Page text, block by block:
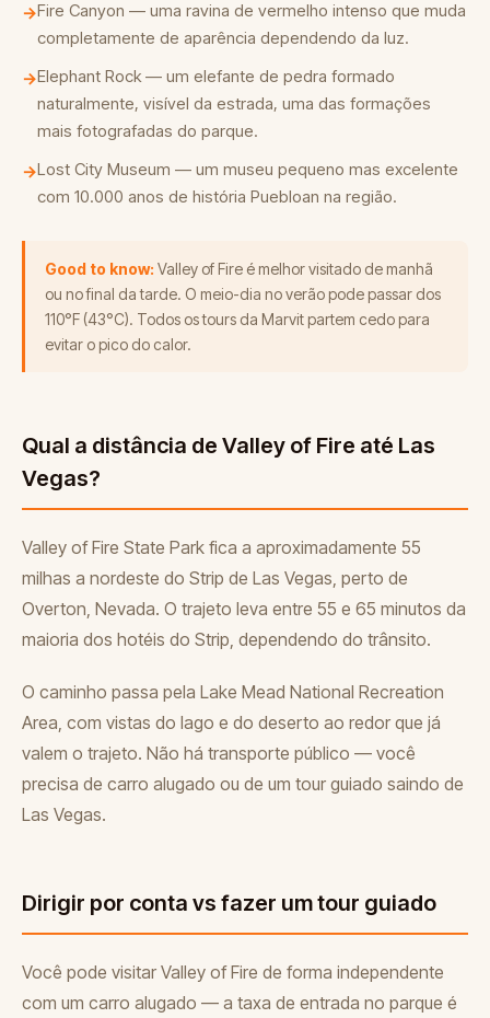
→Fire Canyon — uma ravina de vermelho intenso que muda
completamente de aparência dependendo da luz.
→Elephant Rock — um elefante de pedra formado
naturalmente, visível da estrada, uma das formações
mais fotografadas do parque.
→Lost City Museum — um museu pequeno mas excelente
com 10.000 anos de história Puebloan na região.
Good to know: Valley of Fire é melhor visitado de manhã
ou no final da tarde. O meio-dia no verão pode passar dos
110°F (43°C). Todos os tours da Marvit partem cedo para
evitar o pico do calor.
Qual a distância de Valley of Fire até Las
Vegas?
Valley of Fire State Park fica a aproximadamente 55
milhas a nordeste do Strip de Las Vegas, perto de
Overton, Nevada. O trajeto leva entre 55 e 65 minutos da
maioria dos hotéis do Strip, dependendo do trânsito.
O caminho passa pela Lake Mead National Recreation
Area, com vistas do lago e do deserto ao redor que já
valem o trajeto. Não há transporte público — você
precisa de carro alugado ou de um tour guiado saindo de
Las Vegas.
Dirigir por conta vs fazer um tour guiado
Você pode visitar Valley of Fire de forma independente
com um carro alugado — a taxa de entrada no parque é